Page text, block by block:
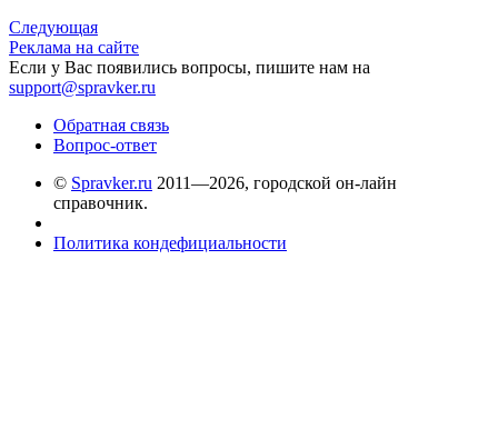
Следующая
Реклама на сайте
Если у Вас появились вопросы, пишите нам на
support@spravker.ru
Обратная связь
Вопрос-ответ
© Spravker.ru 2011—2026, городской он-лайн
справочник.
Политика кондефициальности